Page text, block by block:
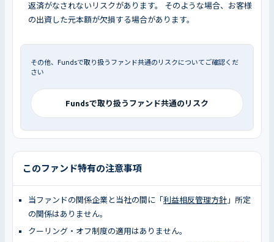
返済がなされないリスクがあります。 そのような場合、お客様
の出資した元本額が欠損する場合があります。
その他、Fundsで取り扱うファンド共通のリスクについてご確認くだ
さい
Fundsで取り扱うファンド共通のリスク
このファンド特有の注意事項
当ファンドの関係企業と当社の間に「利益相反管理方針 」所定
の関係はありません。
クーリング・オフ制度の適用はありません。